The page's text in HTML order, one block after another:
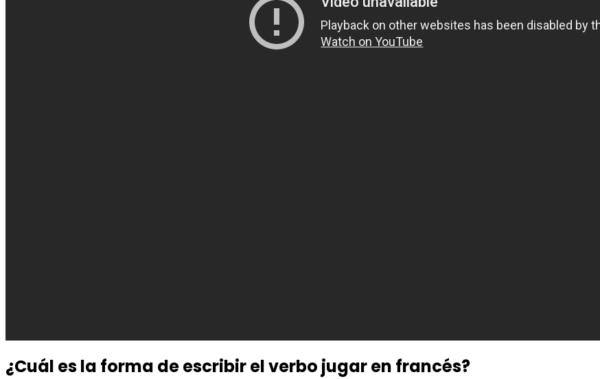
¿Cuál es la forma de escribir el verbo jugar en francés?